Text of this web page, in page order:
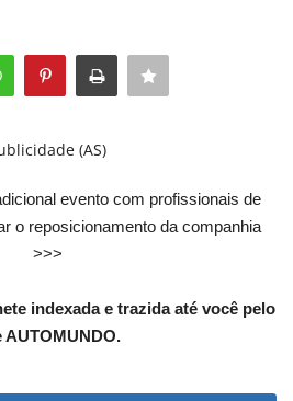
(AS)
evento com profissionais de
o reposicionamento da companhia
>>>
indexada e trazida até você pelo
AUTOMUNDO.